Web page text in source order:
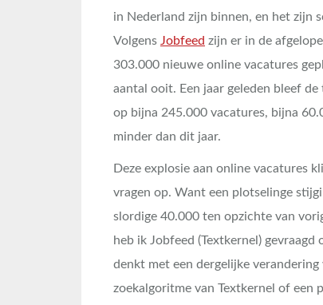
in Nederland zijn binnen, en het zijn
Volgens Jobfeed zijn er in de
303.000 nieuwe online vacatures
aantal ooit. Een jaar geleden bleef de
op bijna 245.000 vacatures, bijna
minder dan dit jaar.
Deze explosie aan online vacatures
vragen op. Want een plotselinge
slordige 40.000 ten opzichte van
heb ik Jobfeed (Textkernel)
denkt met een dergelijke
zoekalgoritme van Textkernel of een